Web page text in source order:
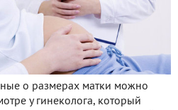
о размерах матки можно
у гинеколога, который